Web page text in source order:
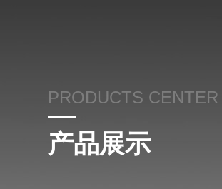
PRODUCTS CENTER
产品展示